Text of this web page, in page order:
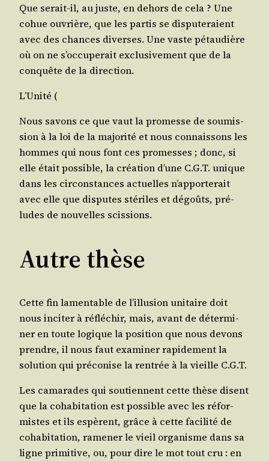
Que serait-il, au juste, en dehors de cela ? Une
cohue ouvrière, que les par­tis se dis­pu­te­raient
avec des chances diverses. Une vaste pétau­dière
où on ne s’oc­cu­pe­rait exclu­si­ve­ment que de la
conquête de la direction.
L’U­ni­té (
Nous savons ce que vaut la pro­messe de sou­mis­
sion à la loi de la majo­ri­té et nous connais­sons les
hommes qui nous font ces pro­messes ; donc, si
elle était pos­sible, la créa­tion d’une C.G.T. unique
dans les cir­cons­tances actuelles n’ap­por­te­rait
avec elle que dis­putes sté­riles et dégoûts, pré­
ludes de nou­velles scissions.
Autre thèse
Cette fin lamen­table de l’illu­sion uni­taire doit
nous inci­ter à réflé­chir, mais, avant de déter­mi­
ner en toute logique la posi­tion que nous devons
prendre, il nous faut exa­mi­ner rapi­de­ment la
solu­tion qui pré­co­nise la ren­trée à la vieille C.G.T.
Les cama­rades qui sou­tiennent cette thèse disent
que la coha­bi­ta­tion est pos­sible avec les réfor­
mistes et ils espèrent, grâce à cette faci­li­té de
coha­bi­ta­tion, rame­ner le vieil orga­nisme dans sa
ligne pri­mi­tive, ou, pour dire le mot tout cru : en